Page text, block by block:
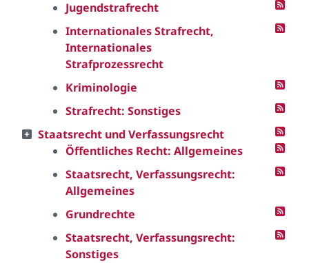
Jugendstrafrecht
Internationales Strafrecht,
Internationales
Strafprozessrecht
Kriminologie
Strafrecht: Sonstiges
Staatsrecht und Verfassungsrecht
Öffentliches Recht: Allgemeines
Staatsrecht, Verfassungsrecht:
Allgemeines
Grundrechte
Staatsrecht, Verfassungsrecht:
Sonstiges